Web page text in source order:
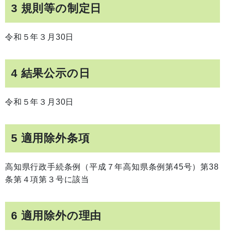
3 規則等の制定日
令和５年３月30日
4 結果公示の日
令和５年３月30日
5 適用除外条項
高知県行政手続条例（平成７年高知県条例第45号）第38
条第４項第３号に該当
6 適用除外の理由